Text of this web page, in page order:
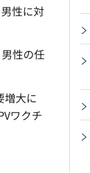
性に対
性の任
増大に
ワクチ